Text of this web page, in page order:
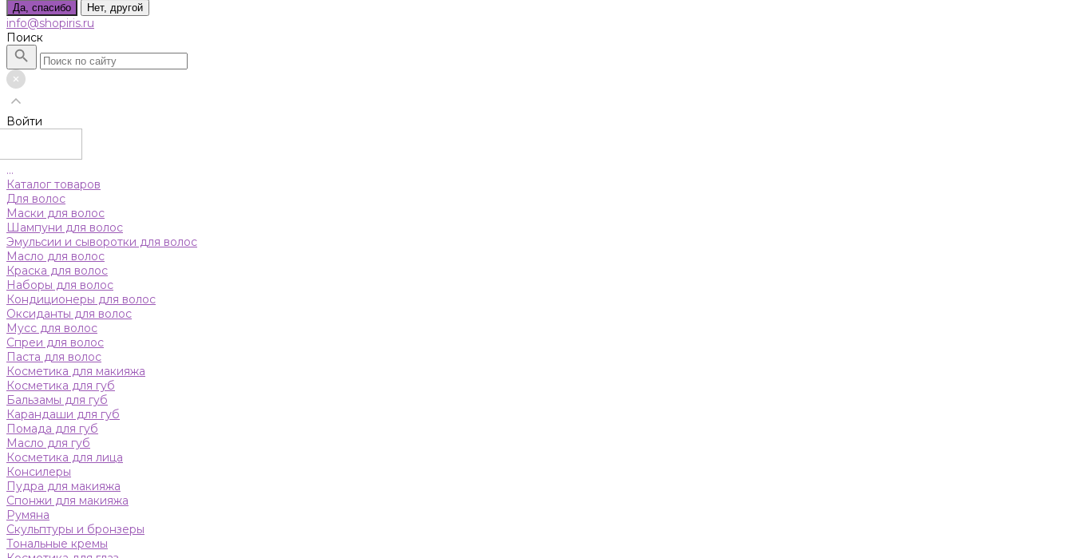
Да, спасибо Нет, другой
info@shopiris.ru
Поиск
Войти
...
Каталог товаров
Для волос
Маски для волос
Шампуни для волос
Эмульсии и сыворотки для волос
Масло для волос
Краска для волос
Наборы для волос
Кондиционеры для волос
Оксиданты для волос
Мусс для волос
Спреи для волос
Паста для волос
Косметика для макияжа
Косметика для губ
Бальзамы для губ
Карандаши для губ
Помада для губ
Масло для губ
Косметика для лица
Консилеры
Пудра для макияжа
Спонжи для макияжа
Румяна
Скульптуры и бронзеры
Тональные кремы